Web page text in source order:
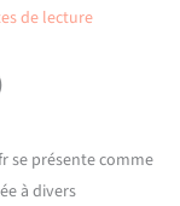
de lecture
se présente comme
à divers